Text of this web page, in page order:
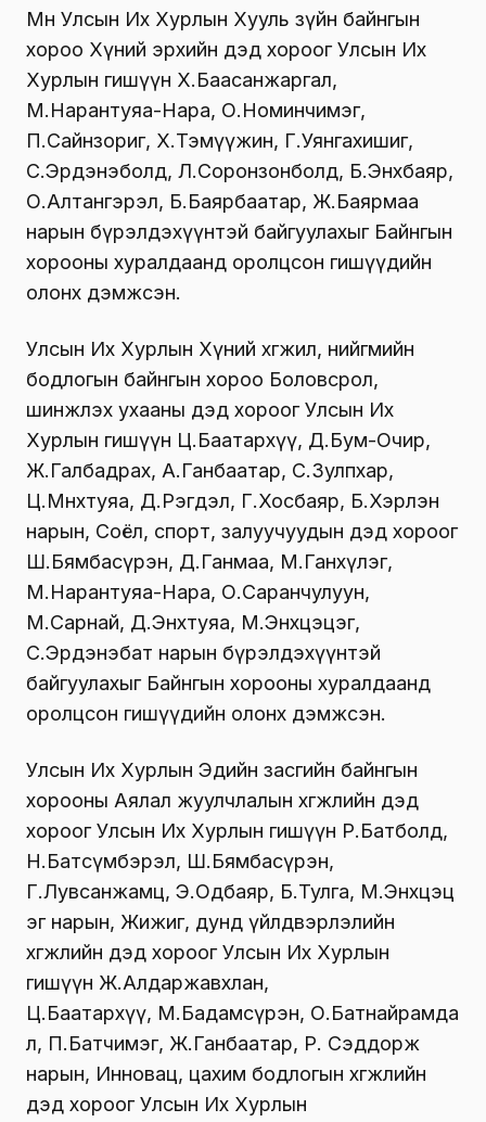
Мөн Улсын Их Хурлын Хууль зүйн байнгын
хороо Хүний эрхийн дэд хороог Улсын Их
Хурлын гишүүн Х.Баасанжаргал,
М.Нарантуяа-Нара, О.Номинчимэг,
П.Сайнзориг, Х.Тэмүүжин, Г.Уянгахишиг,
С.Эрдэнэболд, Л.Соронзонболд, Б.Энхбаяр,
О.Алтангэрэл, Б.Баярбаатар, Ж.Баярмаа
нарын бүрэлдэхүүнтэй байгуулахыг Байнгын
хорооны хуралдаанд оролцсон гишүүдийн
олонх дэмжсэн.
Улсын Их Хурлын Хүний хөгжил, нийгмийн
бодлогын байнгын хороо Боловсрол,
шинжлэх ухааны дэд хороог Улсын Их
Хурлын гишүүн Ц.Баатархүү, Д.Бум-Очир,
Ж.Галбадрах, А.Ганбаатар, С.Зулпхар,
Ц.Мөнхтуяа, Д.Рэгдэл, Г.Хосбаяр, Б.Хэрлэн
нарын, Соёл, спорт, залуучуудын дэд хороог
Ш.Бямбасүрэн, Д.Ганмаа, М.Ганхүлэг,
М.Нарантуяа-Нара, О.Саранчулуун,
М.Сарнай, Д.Энхтуяа, М.Энхцэцэг,
С.Эрдэнэбат нарын бүрэлдэхүүнтэй
байгуулахыг Байнгын хорооны хуралдаанд
оролцсон гишүүдийн олонх дэмжсэн.
Улсын Их Хурлын Эдийн засгийн байнгын
хорооны Аялал жуулчлалын хөгжлийн дэд
хороог Улсын Их Хурлын гишүүн Р.Батболд,
Н.Батсүмбэрэл, Ш.Бямбасүрэн,
Г.Лувсанжамц, Э.Одбаяр, Б.Тулга, М.Энхцэц
эг нарын, Жижиг, дунд үйлдвэрлэлийн
хөгжлийн дэд хороог Улсын Их Хурлын
гишүүн Ж.Алдаржавхлан,
Ц.Баатархүү, М.Бадамсүрэн, О.Батнайрамда
л, П.Батчимэг, Ж.Ганбаатар, Р. Сэддорж
нарын, Инновац, цахим бодлогын хөгжлийн
дэд хороог Улсын Их Хурлын